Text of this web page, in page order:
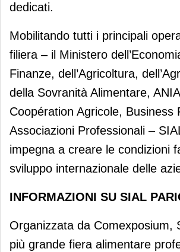
dedicati.
Mobilitando tutti i principali
filiera – il Ministero
Finanze, dell’Agricoltura,
della Sovranità Alimentare,
Coopération Agricole, Business
Associazioni Professionali –
impegna a creare le condizioni
sviluppo internazionale delle
INFORMAZIONI SU SIAL
Organizzata da Comexposium,
più grande fiera alimentare